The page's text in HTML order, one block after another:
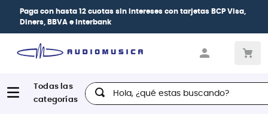
Paga con hasta 12 cuotas sin intereses con tarjetas BCP Visa,
Diners, BBVA e Interbank
Hola, ¿qué estas buscando?